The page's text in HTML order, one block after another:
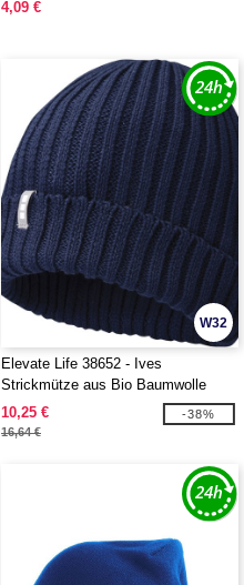
4,09 €
W32
Elevate Life 38652 - Ives
Strickmütze aus Bio Baumwolle
10,25 €
16,64 €
-38%